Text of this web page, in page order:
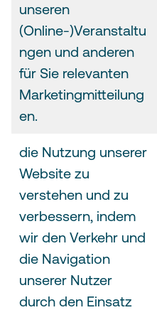
unseren
(Online-)Veranstaltu
ngen und anderen
für Sie relevanten
Marketingmitteilung
en.
die Nutzung unserer
Website zu
verstehen und zu
verbessern, indem
wir den Verkehr und
die Navigation
unserer Nutzer
durch den Einsatz